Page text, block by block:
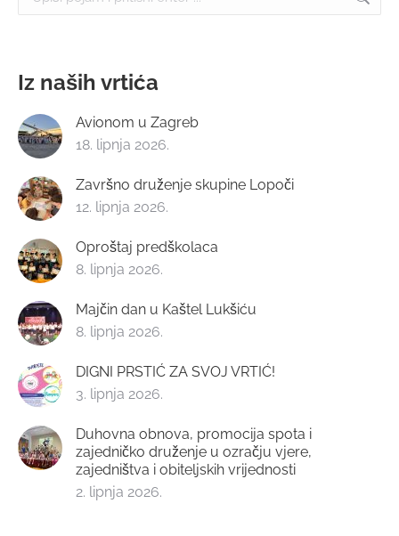
Iz naših vrtića
Avionom u Zagreb
18. lipnja 2026.
Završno druženje skupine Lopoči
12. lipnja 2026.
Oproštaj predškolaca
8. lipnja 2026.
Majčin dan u Kaštel Lukšiću
8. lipnja 2026.
DIGNI PRSTIĆ ZA SVOJ VRTIĆ!
3. lipnja 2026.
Duhovna obnova, promocija spota i
zajedničko druženje u ozračju vjere,
zajedništva i obiteljskih vrijednosti
2. lipnja 2026.